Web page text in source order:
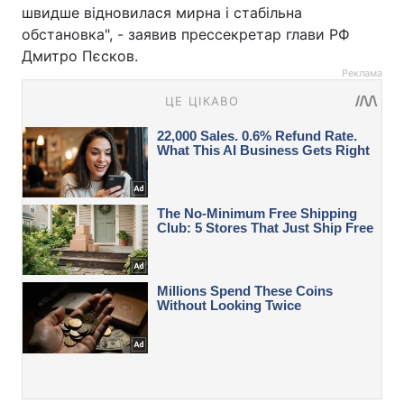
швидше відновилася мирна і стабільна
обстановка", - заявив прессекретар глави РФ
Дмитро Пєсков.
Реклама